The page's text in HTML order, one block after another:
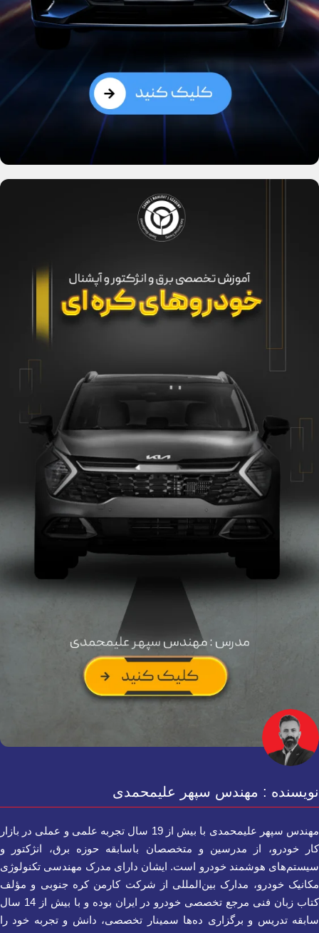
نویسنده : مهندس سپهر علیمحمدی
مهندس سپهر علیمحمدی با بیش از 19 سال تجربه علمی و عملی در بازار
کار خودرو، از مدرسین و متخصصان باسابقه حوزه برق، انژکتور و
سیستم‌های هوشمند خودرو است. ایشان دارای مدرک مهندسی تکنولوژی
مکانیک خودرو، مدارک بین‌المللی از شرکت کارمن کره جنوبی و مؤلف
کتاب زبان فنی مرجع تخصصی خودرو در ایران بوده و با بیش از 14 سال
سابقه تدریس و برگزاری ده‌ها سمینار تخصصی، دانش و تجربه خود را